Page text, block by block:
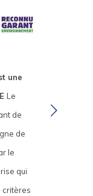
une
Le
de
de
le
qui
critères